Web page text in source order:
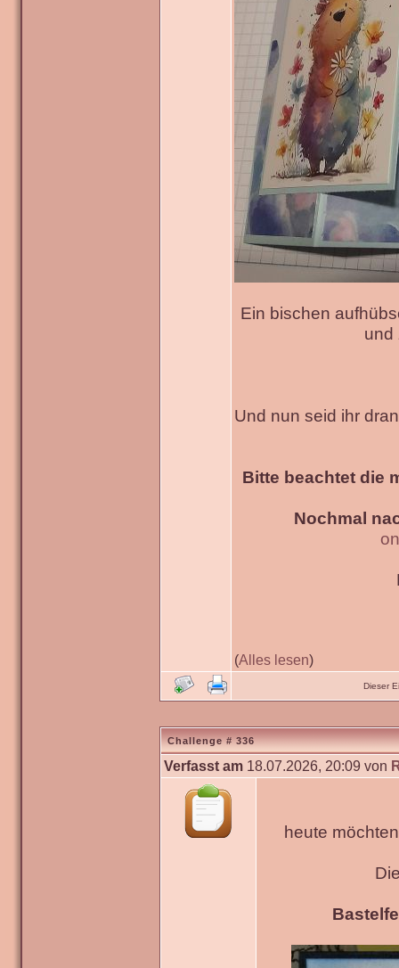
Ein bischen
und
Und nun seid ihr
Bitte beachtet die
Nochmal
(Alles lesen)
Dieser
Challenge # 336
Verfasst am 18.07.2026, 20:09 von
heute